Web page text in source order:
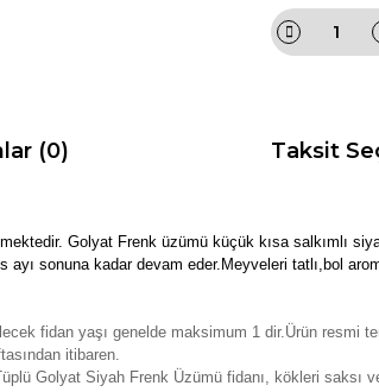
(0) Taksit
Golyat Frenk üzümü küçük kısa salkımlı
sonuna kadar devam eder.Meyveleri tatlı,bol
fidan yaşı genelde maksimum 1 dir.Ürün resmi
itibaren.
Golyat Siyah Frenk Üzümü fidanı, kökleri saksı